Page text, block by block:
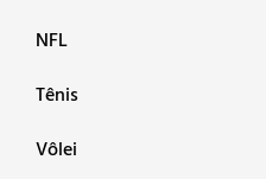
NFL
Tênis
Vôlei